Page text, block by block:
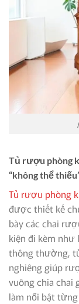
Tủ rượu phòng
“không thể
Tủ rượu phòng
được thiết kế
bày các chai
kiện đi kèm
thông thường,
nghiêng giúp
vuông chia chai
làm nổi bật